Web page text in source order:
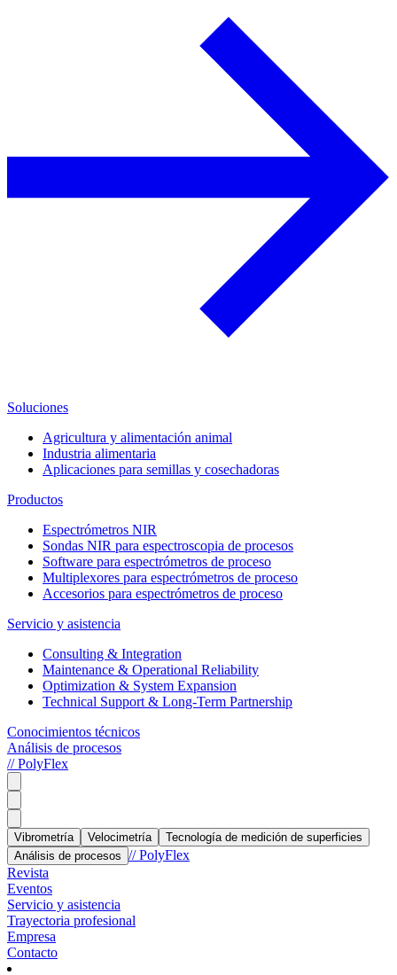
Soluciones
Agricultura y alimentación animal
Industria alimentaria
Aplicaciones para semillas y cosechadoras
Productos
Espectrómetros NIR
Sondas NIR para espectroscopia de procesos
Software para espectrómetros de proceso
Multiplexores para espectrómetros de proceso
Accesorios para espectrómetros de proceso
Servicio y asistencia
Consulting & Integration
Maintenance & Operational Reliability
Optimization & System Expansion
Technical Support & Long-Term Partnership
Conocimientos técnicos
Análisis de procesos
// PolyFlex
Vibrometría Velocimetría
Tecnología de medición de superficies
Análisis de procesos // PolyFlex
Revista
Eventos
Servicio y asistencia
Trayectoria profesional
Empresa
Contacto